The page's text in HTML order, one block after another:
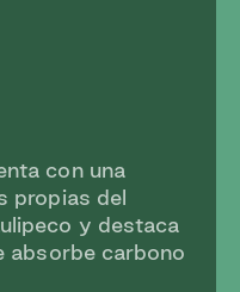
con una
propias del
y destaca
absorbe carbono